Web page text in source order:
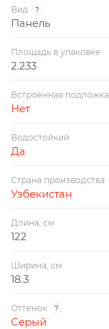
Вид ?
Панель
Площадь в упаковке
2.233
Встроенная подложка
Нет
Водостойкий
Да
Страна производства
Узбекистан
Длина, см
122
Ширина, см
18.3
Оттенок ?
Серый